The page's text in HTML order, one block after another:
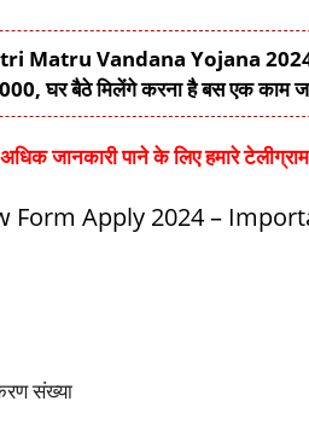
Matru Vandana Yojana 2024 :
घर बैठे मिलेंगे करना है बस एक काम
जानकारी पाने के लिए हमारे
Form Apply 2024 –
संख्या